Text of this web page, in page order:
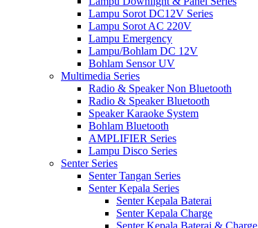
Lampu Sorot DC12V Series
Lampu Sorot AC 220V
Lampu Emergency
Lampu/Bohlam DC 12V
Bohlam Sensor UV
Multimedia Series
Radio & Speaker Non Bluetooth
Radio & Speaker Bluetooth
Speaker Karaoke System
Bohlam Bluetooth
AMPLIFIER Series
Lampu Disco Series
Senter Series
Senter Tangan Series
Senter Kepala Series
Senter Kepala Baterai
Senter Kepala Charge
Senter Kepala Baterai & Charge